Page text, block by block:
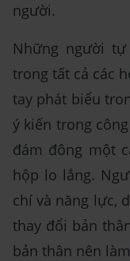
người.
Những người
trong tất cả các
tay phát biểu
ý kiến trong
đám đông một
hộp lo lắng.
chí và năng lực,
thay đổi bản
bản thân nên